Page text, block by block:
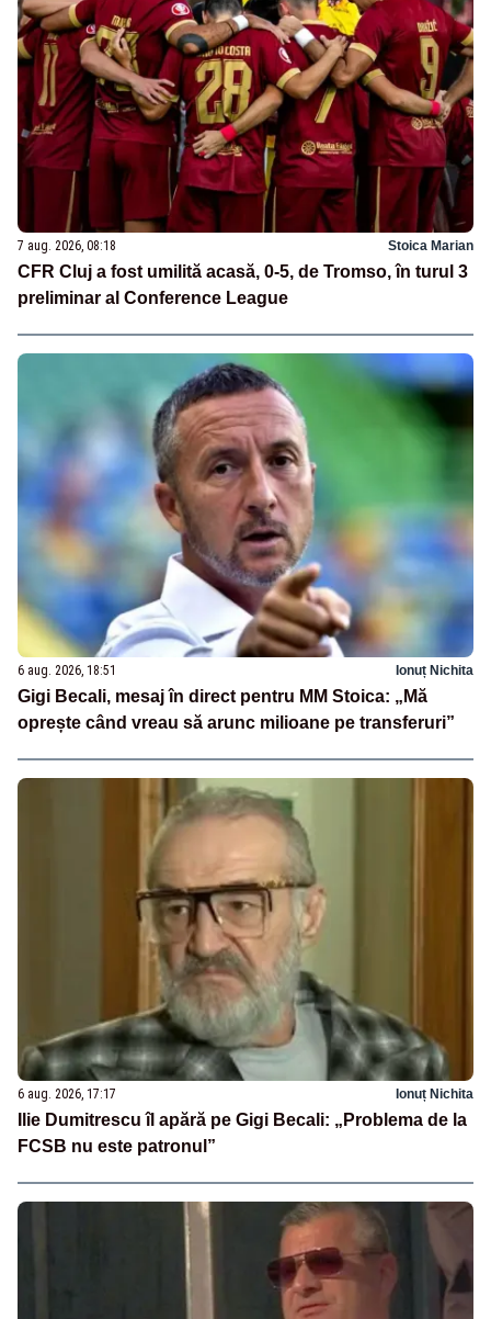
7 aug. 2026, 08:18 Stoica Marian
CFR Cluj a fost umilită acasă, 0-5, de Tromso, în turul 3
preliminar al Conference League
6 aug. 2026, 18:51 Ionuț Nichita
Gigi Becali, mesaj în direct pentru MM Stoica: „Mă
oprește când vreau să arunc milioane pe transferuri”
6 aug. 2026, 17:17 Ionuț Nichita
Ilie Dumitrescu îl apără pe Gigi Becali: „Problema de la
FCSB nu este patronul”